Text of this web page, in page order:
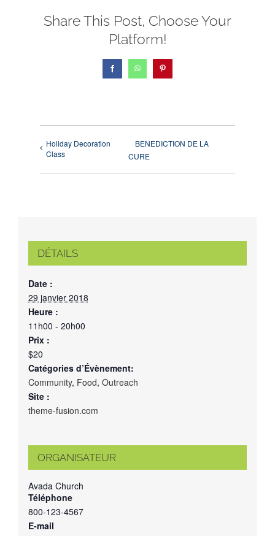
Share This Post, Choose Your
Platform!
FacebookWhatsApp
Holiday Decoration
Class
BENEDICTION DE LA
CURE
DÉTAILS
Date :
29 janvier 2018
Heure :
11h00 - 20h00
Prix :
$20
Catégories d’Évènement:
Community, Food, Outreach
Site :
theme-fusion.com
ORGANISATEUR
Avada Church
Téléphone
800-123-4567
E-mail